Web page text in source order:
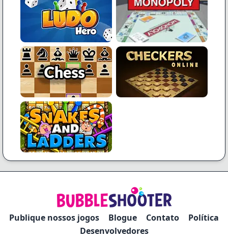
Publique nossos jogos Blogue Contato
Política
Desenvolvedores